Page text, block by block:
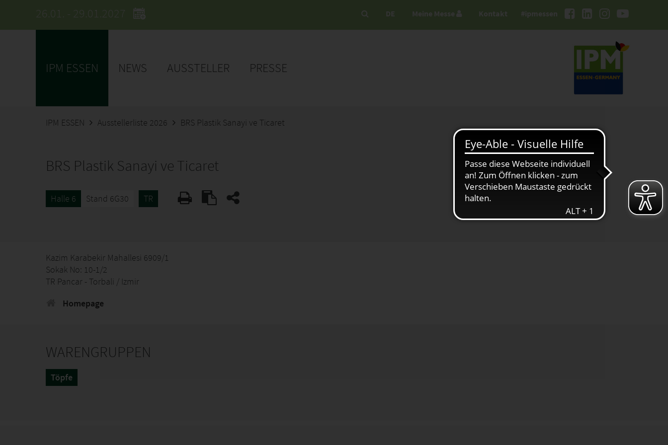
26.01. - 29.01.2027 #ipmessen
DE Meine Messe Kontakt
IPM ESSEN NEWS AUSSTELLER PRESSE
IPM ESSEN Ausstellerliste 2026 BRS Plastik Sanayi ve Ticaret
BRS Plastik Sanayi ve Ticaret
Halle 6 Stand 6G30 TR
Kazim Karabekir Mahallesi 6909/1
Sokak No: 10-1/2
TR Pancar - Torbali / Izmir
Homepage
WARENGRUPPEN
Töpfe